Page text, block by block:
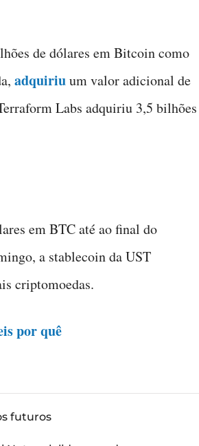
de dólares em Bitcoin como
adquiriuum valor adicional de
Labs adquiriu 3,5 bilhões
em BTC até ao final do
a stablecoin da UST
criptomoedas.
por quê
futuros